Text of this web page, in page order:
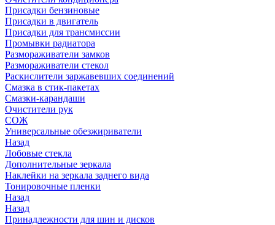
Присадки бензиновые
Присадки в двигатель
Присадки для трансмиссии
Промывки радиатора
Размораживатели замков
Размораживатели стекол
Раскислители заржавевших соединений
Смазка в стик-пакетах
Смазки-карандаши
Очистители рук
СОЖ
Универсальные обезжириватели
Назад
Лобовые стекла
Дополнительные зеркала
Наклейки на зеркала заднего вида
Тонировочные пленки
Назад
Назад
Принадлежности для шин и дисков